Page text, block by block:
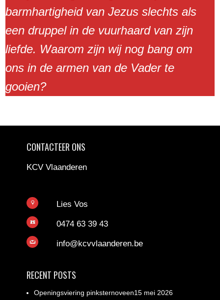
barmhartigheid van Jezus slechts als
een druppel in de vuurhaard van zijn
liefde. Waarom zijn wij nog bang om
ons in de armen van de Vader te
gooien?
CONTACTEER ONS
KCV Vlaanderen
Lies Vos
0474 63 39 43
info@kcvvlaanderen.be
RECENT POSTS
Openingsviering pinksternoveen15 mei 2026